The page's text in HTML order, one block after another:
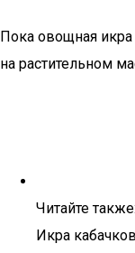
Пока овощная икра
на растительном
Читайте также:
Икра